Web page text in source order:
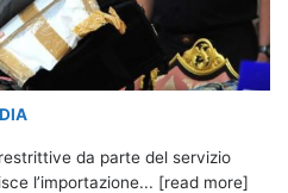
da parte del servizio
l’importazione... [read more]